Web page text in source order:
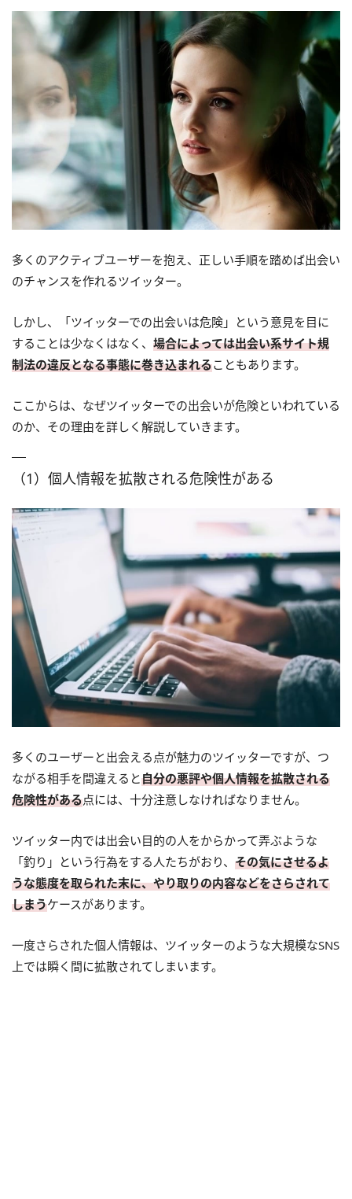
多くのアクティブユーザーを抱え、正しい手順を踏めば出会い
のチャンスを作れるツイッター。
しかし、「ツイッターでの出会いは危険」という意見を目に
することは少なくはなく、 場合によっては出会い系サイト規
制法の違反となる事態に巻き込まれることもあります。
ここからは、なぜツイッターでの出会いが危険といわれている
のか、その理由を詳しく解説していきます。
（1）個人情報を拡散される危険性がある
多くのユーザーと出会える点が魅力のツイッターですが、つ
ながる相手を間違えると自分の悪評や個人情報を拡散される
危険性がある点には、十分注意しなければなりません。
ツイッター内では出会い目的の人をからかって弄ぶような
「釣り」という行為をする人たちがおり、 その気にさせるよ
うな態度を取られた末に、やり取りの内容などをさらされて
しまうケースがあります。
一度さらされた個人情報は、ツイッターのような大規模なSNS
上では瞬く間に拡散されてしまいます。